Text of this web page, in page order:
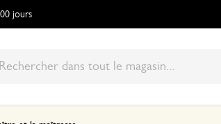
jours